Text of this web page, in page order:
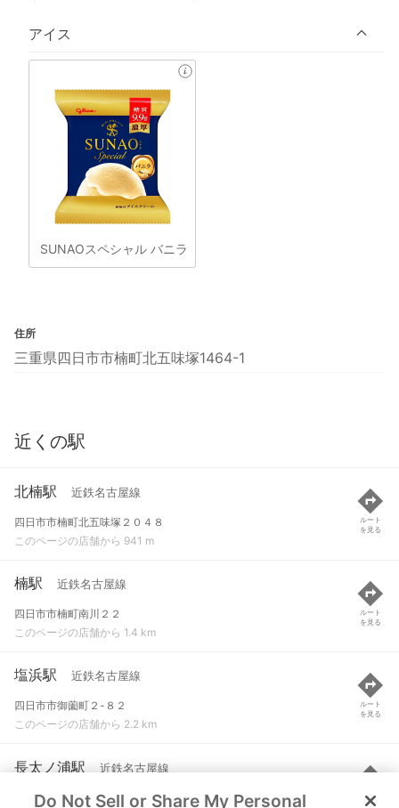
アイス
SUNAOスペシャル バニラ
住所
三重県四日市市楠町北五味塚1464-1
近くの駅
北楠駅 近鉄名古屋線
四日市市楠町北五味塚２０４８
このページの店舗から 941 m
ルート
を見る
楠駅 近鉄名古屋線
四日市市楠町南川２２
このページの店舗から 1.4 km
ルート
を見る
塩浜駅 近鉄名古屋線
四日市市御薗町２-８２
このページの店舗から 2.2 km
ルート
を見る
長太ノ浦駅 近鉄名古屋線
鈴鹿市長太栄町２-１８-１９
ルート
を見る
Do Not Sell or Share My Personal